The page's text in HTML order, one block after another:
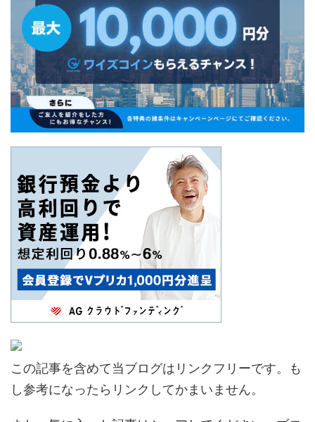
この記事を含めて当ブログはリンクフリーです。も
し参考になったらリンクしてかまいません。